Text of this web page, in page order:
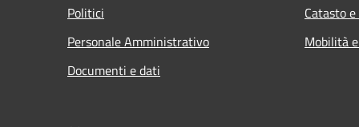
Politici
Personale Amministrativo
Documenti e dati
Catasto
Mobilità